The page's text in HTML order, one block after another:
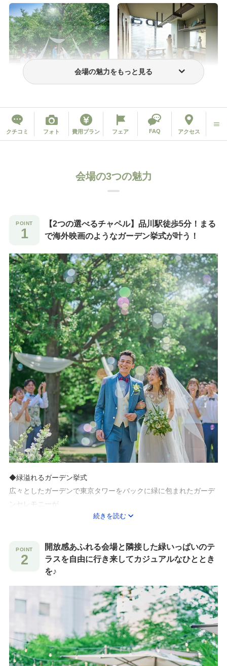
会場の魅力をもっと見る
クチコミ フォト 費用プラン フェア FAQ アクセス
会場の3つの魅力
【2つの選べるチャペル】品川駅徒歩5分！まる
で海外映画のようなガーデン挙式が叶う！
◆緑溢れるガーデン挙式
広々としたガーデンで東京タワーをバックに緑に包まれたガーデ
ンセレモニーが
当日のお天気次第で、リニューアルした室内チャペルに変更も
OK！
木目調の温かな光に包まれたチャペルでの感動のセレモニーを
全天候型の室内チャペルで安心♪
続きを読む
開放感あふれる会場と隣接した緑いっぱいのテ
ラスを自由に行き来してカジュアルなひととき
を♪